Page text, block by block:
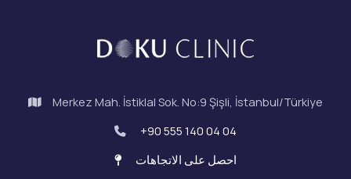
Merkez Mah. İstiklal Sok. No:9 Şişli, İstanbul/Türkiye
+90 555 140 04 04
احصل على الاتجاهات